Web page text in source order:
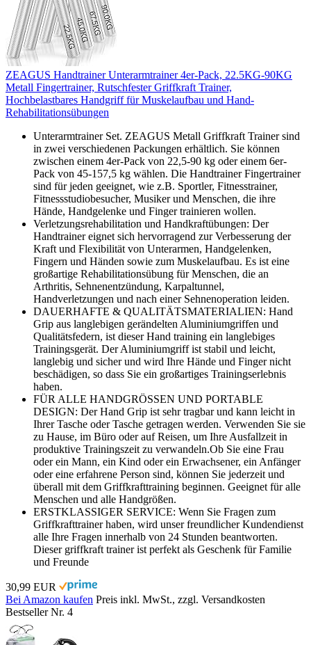
ZEAGUS Handtrainer Unterarmtrainer 4er-Pack, 22.5KG-90KG
Metall Fingertrainer, Rutschfester Griffkraft Trainer,
Hochbelastbares Handgriff für Muskelaufbau und Hand-
Rehabilitationsübungen
Unterarmtrainer Set. ZEAGUS Metall Griffkraft Trainer sind
in zwei verschiedenen Packungen erhältlich. Sie können
zwischen einem 4er-Pack von 22,5-90 kg oder einem 6er-
Pack von 45-157,5 kg wählen. Die Handtrainer Fingertrainer
sind für jeden geeignet, wie z.B. Sportler, Fitnesstrainer,
Fitnessstudiobesucher, Musiker und Menschen, die ihre
Hände, Handgelenke und Finger trainieren wollen.
Verletzungsrehabilitation und Handkraftübungen: Der
Handtrainer eignet sich hervorragend zur Verbesserung der
Kraft und Flexibilität von Unterarmen, Handgelenken,
Fingern und Händen sowie zum Muskelaufbau. Es ist eine
großartige Rehabilitationsübung für Menschen, die an
Arthritis, Sehnenentzündung, Karpaltunnel,
Handverletzungen und nach einer Sehnenoperation leiden.
DAUERHAFTE & QUALITÄTSMATERIALIEN: Hand
Grip aus langlebigen gerändelten Aluminiumgriffen und
Qualitätsfedern, ist dieser Hand training ein langlebiges
Trainingsgerät. Der Aluminiumgriff ist stabil und leicht,
langlebig und sicher und wird Ihre Hände und Finger nicht
beschädigen, so dass Sie ein großartiges Trainingserlebnis
haben.
FÜR ALLE HANDGRÖSSEN UND PORTABLE
DESIGN: Der Hand Grip ist sehr tragbar und kann leicht in
Ihrer Tasche oder Tasche getragen werden. Verwenden Sie sie
zu Hause, im Büro oder auf Reisen, um Ihre Ausfallzeit in
produktive Trainingszeit zu verwandeln.Ob Sie eine Frau
oder ein Mann, ein Kind oder ein Erwachsener, ein Anfänger
oder eine erfahrene Person sind, können Sie jederzeit und
überall mit dem Griffkrafttraining beginnen. Geeignet für alle
Menschen und alle Handgrößen.
ERSTKLASSIGER SERVICE: Wenn Sie Fragen zum
Griffkrafttrainer haben, wird unser freundlicher Kundendienst
alle Ihre Fragen innerhalb von 24 Stunden beantworten.
Dieser griffkraft trainer ist perfekt als Geschenk für Familie
und Freunde
30,99 EUR
Bei Amazon kaufen Preis inkl. MwSt., zzgl. Versandkosten
Bestseller Nr. 4